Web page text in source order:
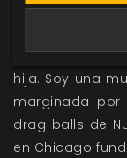
se vistió con
confrontó a sus
tenéis un hijo.
hija. Soy una
marginada
drag balls de
en Chicago